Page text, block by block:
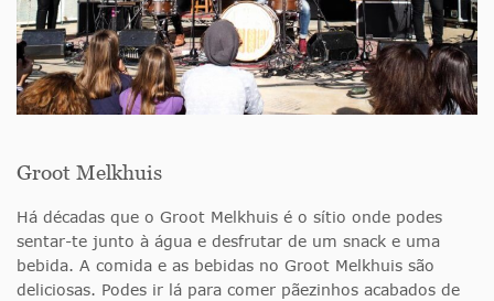
Groot Melkhuis
Há décadas que o Groot Melkhuis é o sítio onde podes
sentar-te junto à água e desfrutar de um snack e uma
bebida. A comida e as bebidas no Groot Melkhuis são
deliciosas. Podes ir lá para comer pãezinhos acabados de